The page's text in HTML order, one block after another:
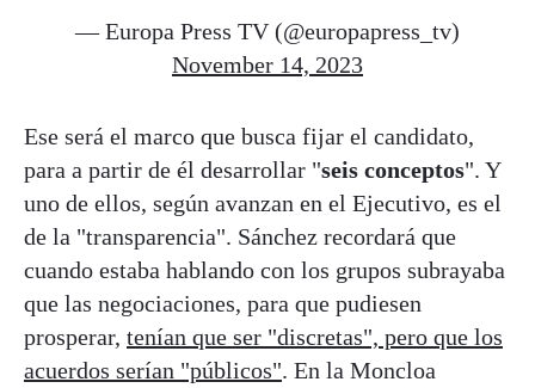
— Europa Press TV (@europapress_tv)
November 14, 2023
Ese será el marco que busca fijar el candidato,
para a partir de él desarrollar "seis conceptos". Y
uno de ellos, según avanzan en el Ejecutivo, es el
de la "transparencia". Sánchez recordará que
cuando estaba hablando con los grupos subrayaba
que las negociaciones, para que pudiesen
prosperar, tenían que ser "discretas", pero que los
acuerdos serían "públicos". En la Moncloa